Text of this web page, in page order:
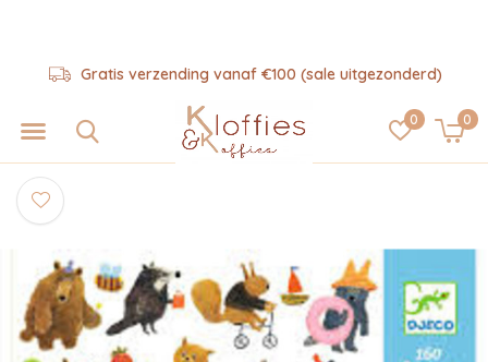
0 0
Gratis verzending vanaf €100 (sale uitgezonderd)